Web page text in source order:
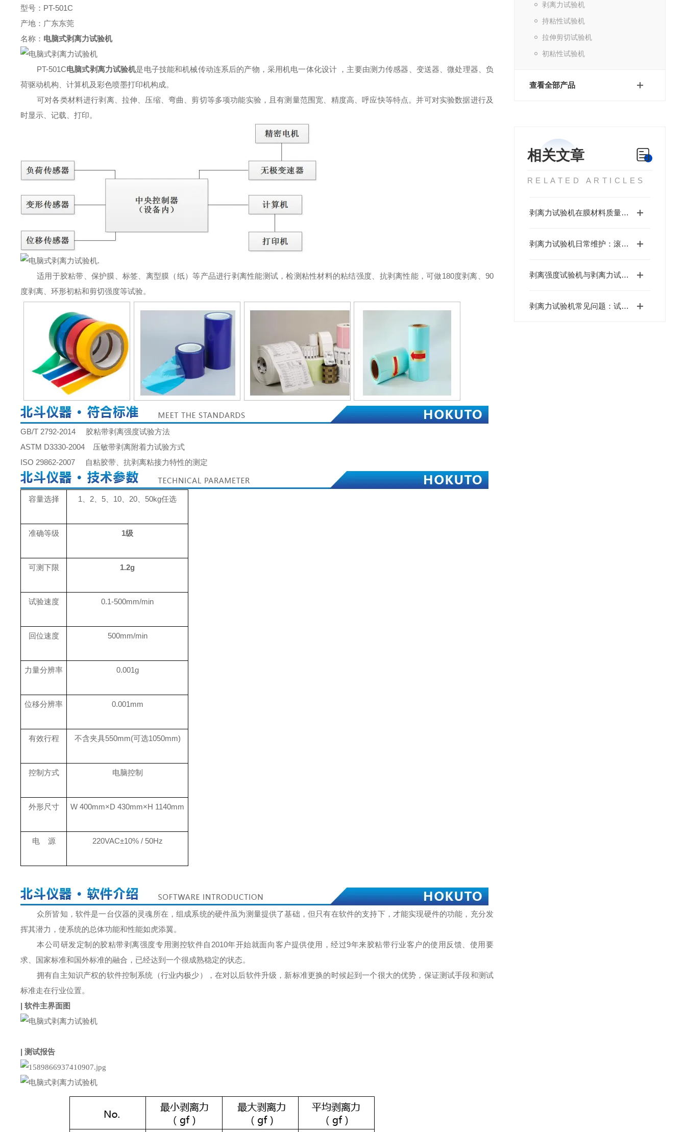
剥离力试验机
持粘性试验机
拉伸剪切试验机
初粘性试验机
查看全部产品
相关文章
RELATED ARTICLES
剥离力试验机在膜材料质量评价中的核心地位
剥离力试验机日常维护：滚珠丝杆与力传感器校准周期
剥离强度试验机与剥离力试验机是一回事吗？
剥离力试验机常见问题：试样打滑/数据飘移解决方案
型号：PT-501C
产地：广东东莞
名称： 电脑式剥离力试验机
PT-501C电脑式剥离力试验机是电子技能和机械传动连系后的产物，采用机电一体化设计 ，主要由测力传感器、变送器、微处理器、负
荷驱动机构、计算机及彩色喷墨打印机构成。
可对各类材料进行剥离、拉伸、压缩、弯曲、剪切等多项功能实验，且有测量范围宽、精度高、呼应快等特点。并可对实验数据进行及
时显示、记载、打印。
.
适用于胶粘带、保护膜、标签、离型膜（纸）等产品进行剥离性能测试，检测粘性材料的粘结强度、抗剥离性能，可做180度剥离、90
度剥离、环形初粘和剪切强度等试验。
GB/T 2792-2014 胶粘带剥离强度试验方法
ASTM D3330-2004 压敏带剥离附着力试验方式
ISO 29862-2007 自粘胶带、抗剥离粘接力特性的测定
容量选择 1、2、5、10、20、50kg任选
准确等级 1级
可测下限 1.2g
试验速度 0.1-500mm/min
回位速度 500mm/min
力量分辨率 0.001g
位移分辨率 0.001mm
有效行程 不含夹具550mm(可选1050mm)
控制方式 电脑控制
外形尺寸 W 400mm×D 430mm×H 1140mm
电 源 220VAC±10% / 50Hz
众所皆知，软件是一台仪器的灵魂所在，组成系统的硬件虽为测量提供了基础，但只有在软件的支持下，才能实现硬件的功能，充分发
挥其潜力，使系统的总体功能和性能如虎添翼。
本公司研发定制的胶粘带剥离强度专用测控软件自2010年开始就面向客户提供使用，经过9年来胶粘带行业客户的使用反馈、使用要
求、国家标准和国外标准的融合，已经达到一个很成熟稳定的状态。
拥有自主知识产权的软件控制系统（行业内极少），在对以后软件升级，新标准更换的时候起到一个很大的优势，保证测试手段和测试
标准走在行业位置。
| 软件主界面图
| 测试报告